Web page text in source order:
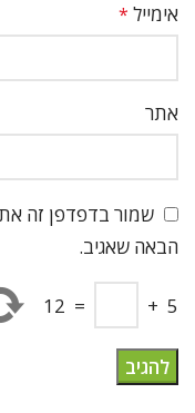
אימייל *
אתר
שמור בדפדפן זה
הבאה שאגיב.
5
+
=
12